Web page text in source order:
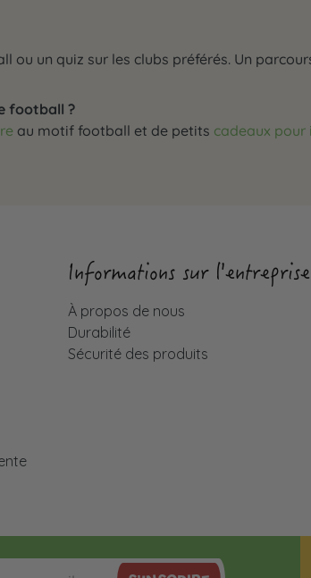
un quiz sur les clubs préférés. Un
football ?
au motif football et de petits cadeaux pour
Informations sur l'entreprise
À propos de nous
Durabilité
Sécurité des produits